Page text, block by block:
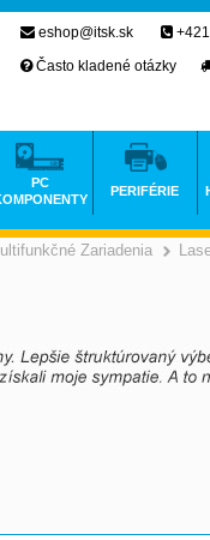
Zariadenia
eshop@itsk.sk
Často kladené otázky
PC
PERIFÉRIE